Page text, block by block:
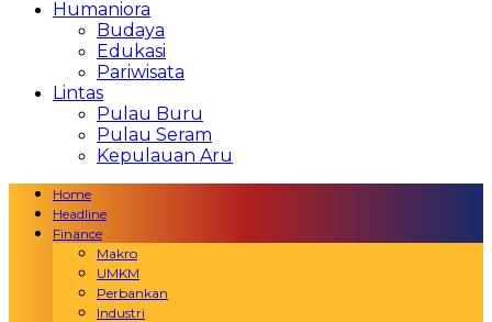
Humaniora
Budaya
Edukasi
Pariwisata
Lintas
Pulau Buru
Pulau Seram
Kepulauan Aru
Home
Headline
Finance
Makro
UMKM
Perbankan
Industri